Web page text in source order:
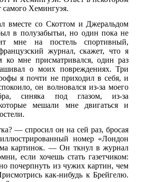
самого Хемингуэя.
вместе со Скоттом и Джеральдом
в полузабытьи, но один пока не
мне на постель спортивный,
журнал, скажет, что я
мне присматривался, один раз
о моих повреждениях. Три
я почти не приходил в себя, и
он волновался из-за моего
синяка под глазом, из-за
мешали мне двигаться и
— спросил он на сей раз, бросая
номер «Лондон
картинок. — Он ткнул в журнал
если хочешь стать газетчиком:
почерпнуть из чужих картин, чем
как-нибудь к Брейгелю.